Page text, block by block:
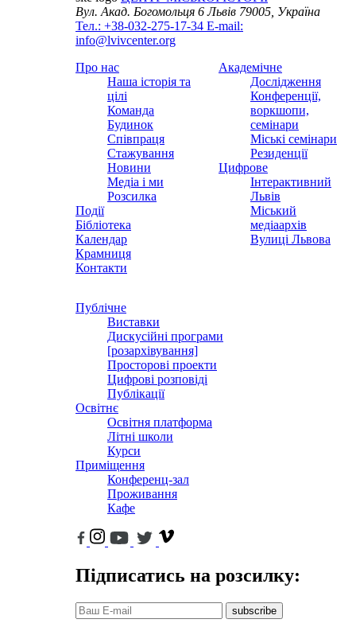
Вул. Акад. Богомольця 6Львів 79005, Україна
Тел.: +38-032-275-17-34 E-mail:
info@lvivcenter.org
Про нас
Наша історія та
цілі
Команда
Будинок
Співпраця
Стажування
Новини
Медіа і ми
Розсилка
Події
Бібліотека
Календар
Крамниця
Контакти
Академічне
Дослідження
Конференції,
воркшопи,
семінари
Міські семінари
Резиденції
Цифрове
Інтерактивний
Львів
Міський
медіаархів
Вулиці Львова
Публічне
Виставки
Дискусійні програми
[розархівування]
Просторові проекти
Цифрові розповіді
Публікації
Освітнє
Освітня платформа
Літні школи
Курси
Приміщення
Конференц-зал
Проживання
Кафе
Підписатись на розсилку:
subscribe